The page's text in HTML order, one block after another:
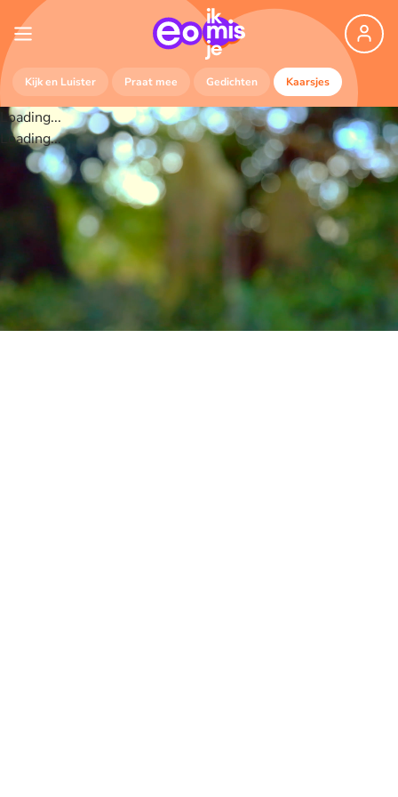
Kijk en Luister Praat mee Gedichten Kaarsjes
Loading...
Loading...